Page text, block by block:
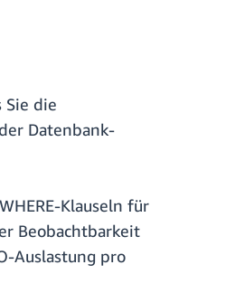
Sie die
Datenbank-
Klauseln für
Beobachtbarkeit
Auslastung pro